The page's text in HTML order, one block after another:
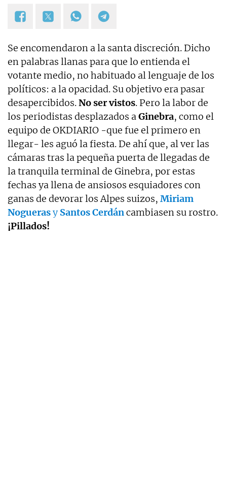
Se encomendaron a la santa discreción. Dicho
en palabras llanas para que lo entienda el
votante medio, no habituado al lenguaje de los
políticos: a la opacidad. Su objetivo era pasar
desapercibidos.No ser vistos. Pero la labor de
los periodistas desplazados aGinebra, como el
equipo de OKDIARIO -que fue el primero en
llegar- les aguó la fiesta. De ahí que, al ver las
cámaras tras la pequeña puerta de llegadas de
la tranquila terminal de Ginebra, por estas
fechas ya llena de ansiosos esquiadores con
ganas de devorar los Alpes suizos, Miriam
NoguerasySantos Cerdáncambiasen su rostro.
¡Pillados!